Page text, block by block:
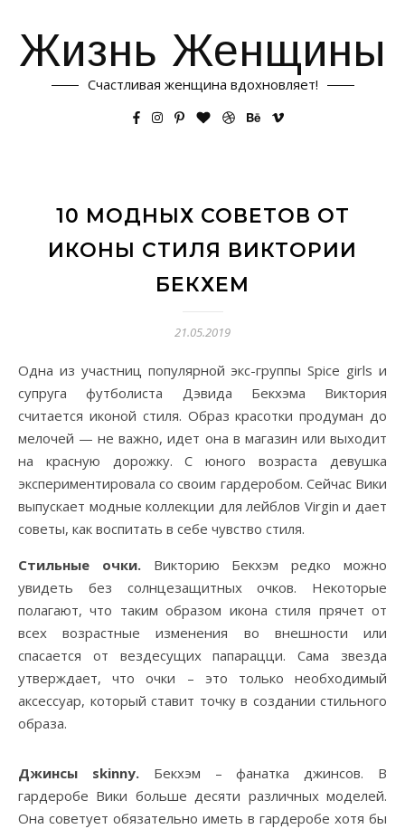
Жизнь Женщины
Счастливая женщина вдохновляет!
10 МОДНЫХ СОВЕТОВ ОТ
ИКОНЫ СТИЛЯ ВИКТОРИИ
БЕКХЕМ
21.05.2019
Одна из участниц популярной экс-группы Spice girls и
супруга футболиста Дэвида Бекхэма Виктория
считается иконой стиля. Образ красотки продуман до
мелочей — не важно, идет она в магазин или выходит
на красную дорожку. С юного возраста девушка
экспериментировала со своим гардеробом. Сейчас Вики
выпускает модные коллекции для лейблов Virgin и дает
советы, как воспитать в себе чувство стиля.
Стильные очки.Викторию Бекхэм редко можно
увидеть без солнцезащитных очков. Некоторые
полагают, что таким образом икона стиля прячет от
всех возрастные изменения во внешности или
спасается от вездесущих папарацци. Сама звезда
утверждает, что очки – это только необходимый
аксессуар, который ставит точку в создании стильного
образа.
Джинсы skinny.Бекхэм – фанатка джинсов. В
гардеробе Вики больше десяти различных моделей.
Она советует обязательно иметь в гардеробе хотя бы